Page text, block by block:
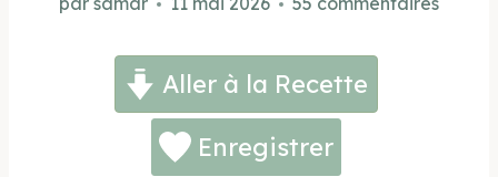
Aller à la Recette
Enregistrer